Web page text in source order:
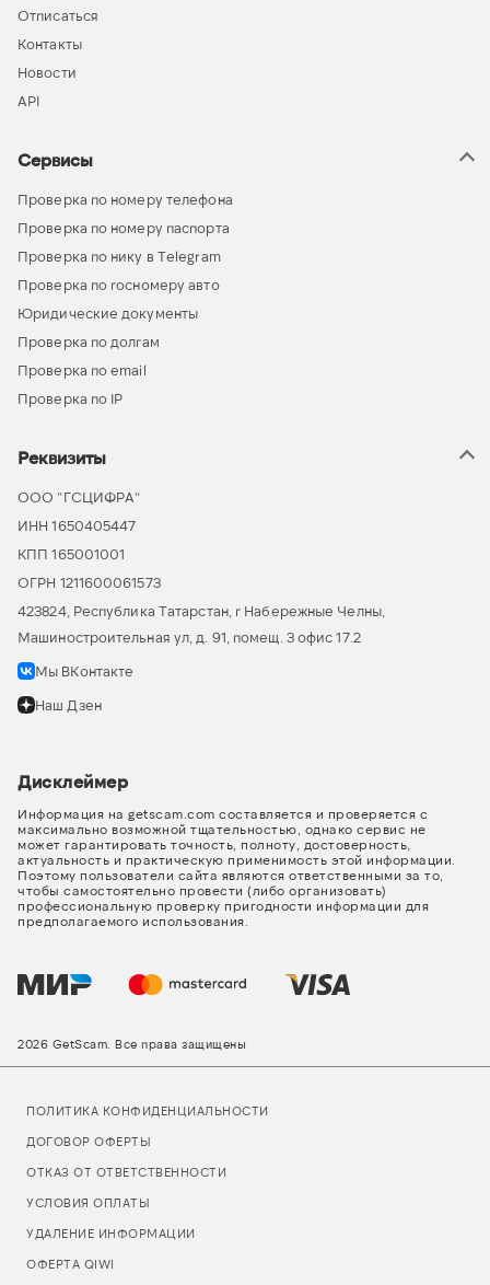
Отписаться
Контакты
Новости
API
Сервисы
Проверка по номеру телефона
Проверка по номеру паспорта
Проверка по нику в Telegram
Проверка по госномеру авто
Юридические документы
Проверка по долгам
Проверка по email
Проверка по IP
Реквизиты
ООО “ГСЦИФРА”
ИНН 1650405447
КПП 165001001
ОГРН 1211600061573
423824, Республика Татарстан, г Набережные Челны,
Машиностроительная ул, д. 91, помещ. 3 офис 17.2
Мы ВКонтакте
Наш Дзен
Дисклеймер
Информация на getscam.com составляется и проверяется с
максимально возможной тщательностью, однако сервис не
может гарантировать точность, полноту, достоверность,
актуальность и практическую применимость этой информации.
Поэтому пользователи сайта являются ответственными за то,
чтобы самостоятельно провести (либо организовать)
профессиональную проверку пригодности информации для
предполагаемого использования.
2026 GetScam. Все права защищены
ПОЛИТИКА КОНФИДЕНЦИАЛЬНОСТИ
ДОГОВОР ОФЕРТЫ
ОТКАЗ ОТ ОТВЕТСТВЕННОСТИ
УСЛОВИЯ ОПЛАТЫ
УДАЛЕНИЕ ИНФОРМАЦИИ
ОФЕРТА QIWI